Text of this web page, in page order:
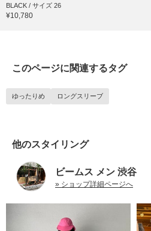
BLACK / サイズ 26
¥10,780
このページに関連するタグ
ゆったりめ ロングスリーブ
他のスタイリング
ビームス メン 渋谷
» ショップ詳細ページへ